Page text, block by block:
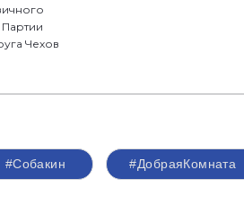
Чехов
#Собакин #ДобраяКомната